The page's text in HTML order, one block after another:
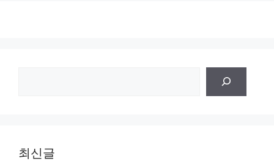
최신글